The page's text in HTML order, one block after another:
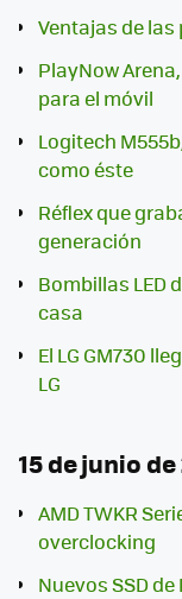
Ventajas de
PlayNow
para el móvil
Logitech
como éste
Réflex que
generación
Bombillas LED
casa
El LG GM730
LG
15 de junio
AMD TWKR
overclocking
Nuevos SSD de